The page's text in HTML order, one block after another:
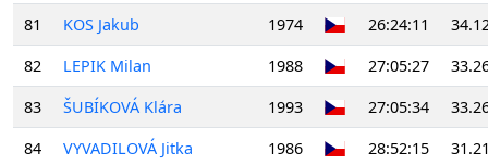
81
KOS Jakub 1974 26:24:11
82
LEPIK Milan 1988 27:05:27
83
ŠUBÍKOVÁ Klára 1993 27:05:34
84
VYVADILOVÁ Jitka 1986 28:52:15